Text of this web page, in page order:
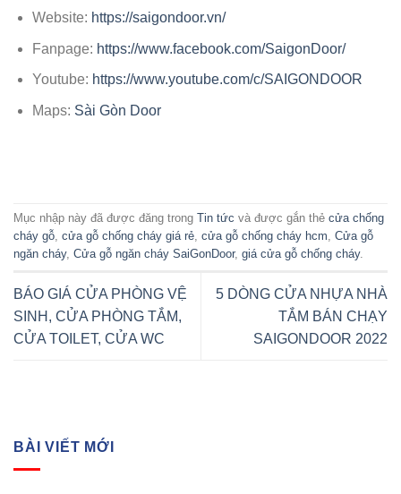
Website: https://saigondoor.vn/
Fanpage: https://www.facebook.com/SaigonDoor/
Youtube: https://www.youtube.com/c/SAIGONDOOR
Maps: Sài Gòn Door
Mục nhập này đã được đăng trong Tin tức và được gắn thẻ cửa chống
cháy gỗ cửa gỗ chống cháy giá rẻ cửa gỗ chống cháy hcm Cửa gỗ
ngăn cháy, Cửa gỗ ngăn cháy SaiGonDoor, giá cửa gỗ chống cháy.
BÁO GIÁ CỬA PHÒNG VỆ
SINH, CỬA PHÒNG TẮM,
CỬA TOILET, CỬA WC
5 DÒNG CỬA NHỰA NHÀ
TẮM BÁN CHẠY
SAIGONDOOR 2022
BÀI VIẾT MỚI